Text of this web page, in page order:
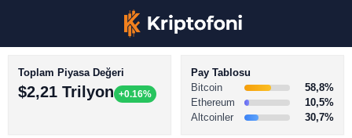
Toplam Piyasa Değeri
$2,21 Trilyon +0.16%
Pay Tablosu
Bitcoin
58,8%
Ethereum
10,5%
Altcoinler
30,7%